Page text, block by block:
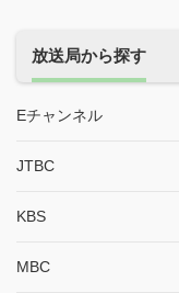
放送局から探す
Eチャンネル
JTBC
KBS
MBC